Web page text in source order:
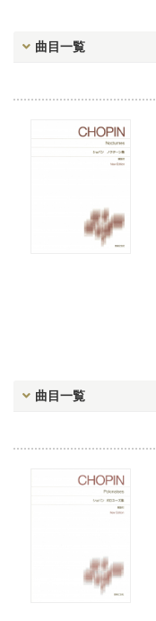
曲目一覧
曲目一覧